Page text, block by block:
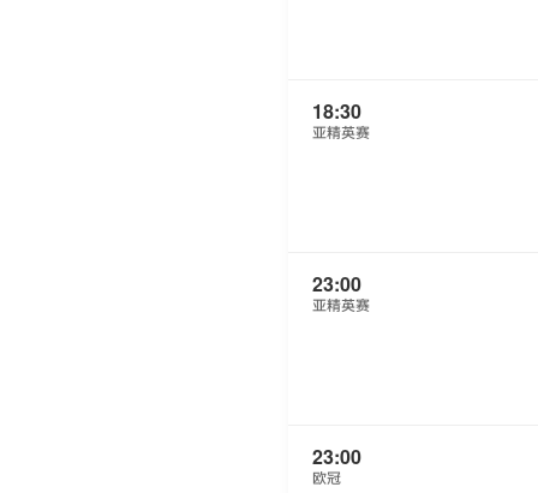
18:30
亚精英赛
23:00
亚精英赛
23:00
欧冠